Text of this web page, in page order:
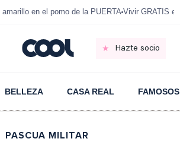
amarillo en el pomo de la PUERTA Vivir GRATIS
Hazte socio
BELLEZA CASA REAL FAMOSOS
PASCUA MILITAR